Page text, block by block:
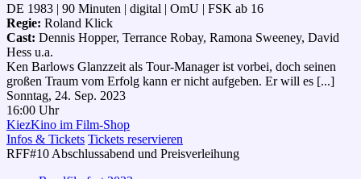
DE 1983 | 90 Minuten | digital | OmU | FSK ab 16
Regie: Roland Klick
Cast: Dennis Hopper, Terrance Robay, Ramona Sweeney, David
Hess u.a.
Ken Barlows Glanzzeit als Tour-Manager ist vorbei, doch seinen
großen Traum vom Erfolg kann er nicht aufgeben. Er will es [...]
Sonntag, 24. Sep. 2023
16:00 Uhr
KiezKino im Film-Shop
Infos & Tickets Tickets reservieren
RFF#10 Abschlussabend und Preisverleihung